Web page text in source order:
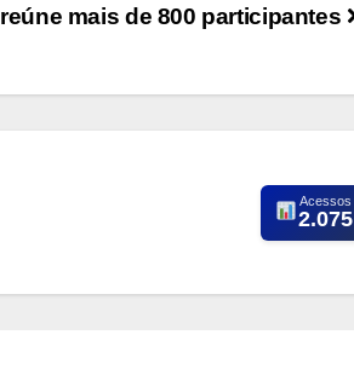
reúne mais de 800 participantes
Acessos
2.075